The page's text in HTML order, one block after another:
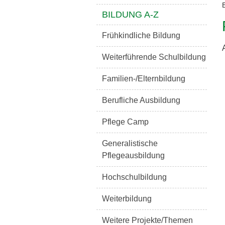
BILDUNG A-Z
Frühkindliche Bildung
Weiterführende Schulbildung
Familien-/Elternbildung
Berufliche Ausbildung
Pflege Camp
Generalistische
Pflegeausbildung
Hochschulbildung
Weiterbildung
Weitere Projekte/Themen